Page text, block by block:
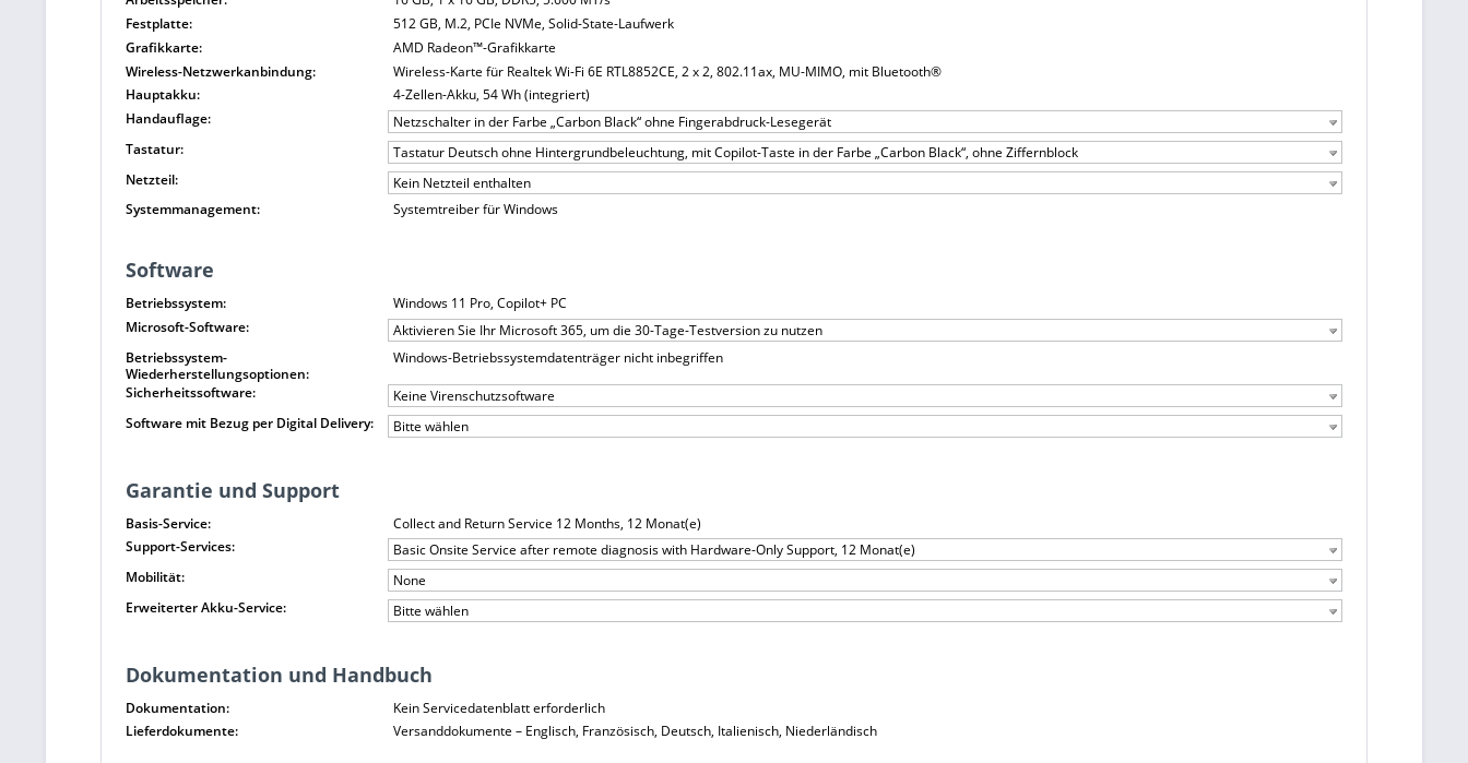
Festplatte:
512 GB, M.2, PCIe NVMe, Solid-State-Laufwerk
Grafikkarte:
AMD Radeon™-Grafikkarte
Wireless-Netzwerkanbindung:
Wireless-Karte für Realtek Wi-Fi 6E RTL8852CE, 2 x 2, 802.11ax, MU-MIMO, mit Bluetooth®
Hauptakku:
4-Zellen-Akku, 54 Wh (integriert)
Handauflage:
Netzschalter in der Farbe „Carbon Black“ ohne Fingerabdruck-Lesegerät
Tastatur:
Tastatur Deutsch ohne Hintergrundbeleuchtung, mit Copilot-Taste in der Farbe „Carbon Black“, ohne Ziffernblock
Netzteil:
Kein Netzteil enthalten
Systemmanagement:
Systemtreiber für Windows
Software
Betriebssystem:
Windows 11 Pro, Copilot+ PC
Microsoft-Software:
Aktivieren Sie Ihr Microsoft 365, um die 30-Tage-Testversion zu nutzen
Betriebssystem-
Wiederherstellungsoptionen:
Windows-Betriebssystemdatenträger nicht inbegriffen
Sicherheitssoftware:
Keine Virenschutzsoftware
Software mit Bezug per Digital Delivery:
Bitte wählen
Garantie und Support
Basis-Service:
Collect and Return Service 12 Months, 12 Monat(e)
Support-Services:
Basic Onsite Service after remote diagnosis with Hardware-Only Support, 12 Monat(e)
Mobilität:
None
Erweiterter Akku-Service:
Bitte wählen
Dokumentation und Handbuch
Dokumentation:
Kein Servicedatenblatt erforderlich
Lieferdokumente:
Versanddokumente – Englisch, Französisch, Deutsch, Italienisch, Niederländisch